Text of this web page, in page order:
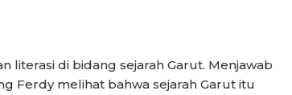
literasi di bidang sejarah Garut. Menjawab
Ferdy melihat bahwa sejarah Garut itu